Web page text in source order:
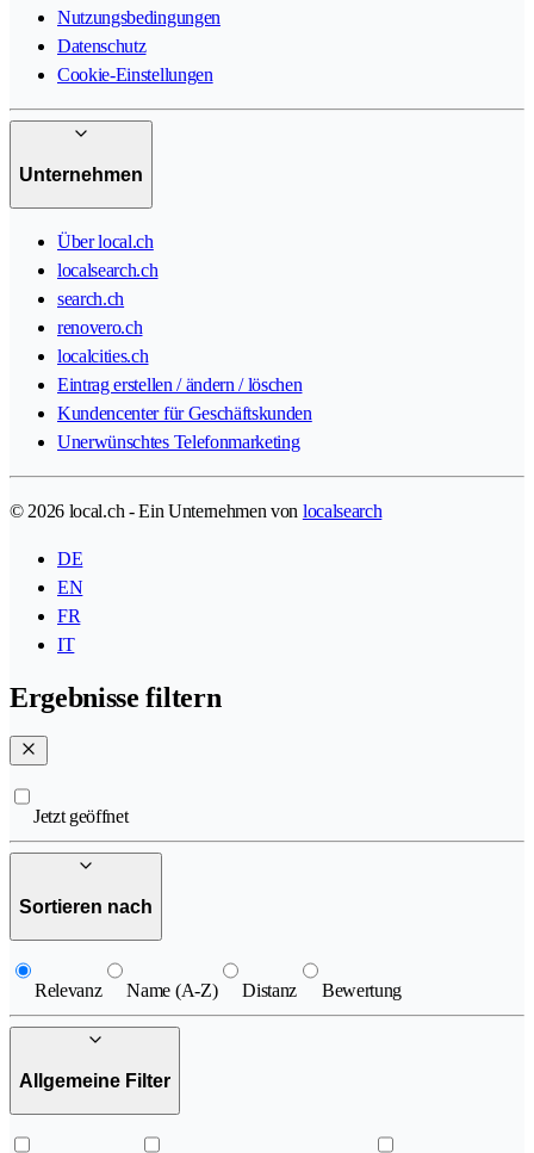
Nutzungsbedingungen
Datenschutz
Cookie-Einstellungen
Unternehmen
Über local.ch
localsearch.ch
search.ch
renovero.ch
localcities.ch
Eintrag erstellen / ändern / löschen
Kundencenter für Geschäftskunden
Unerwünschtes Telefonmarketing
© 2026 local.ch - Ein Unternehmen von localsearch
DE
EN
FR
IT
Ergebnisse filtern
Jetzt geöffnet
Sortieren nach
Relevanz Name (A-Z) Distanz Bewertung
Allgemeine Filter